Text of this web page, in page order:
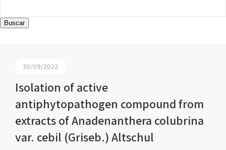
Buscar
30/09/2022
Isolation of active
antiphytopathogen compound from
extracts of Anadenanthera colubrina
var. cebil (Griseb.) Altschul